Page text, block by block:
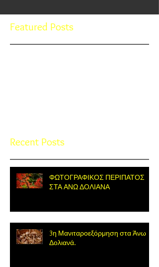
Featured Posts
Recent Posts
ΦΩΤΟΓΡΑΦΙΚΟΣ ΠΕΡΙΠΑΤΟΣ
ΣΤΑ ΑΝΩ ΔΟΛΙΑΝΑ
3η Μανιταροεξόρμηση στα Άνω
Δολιανά.